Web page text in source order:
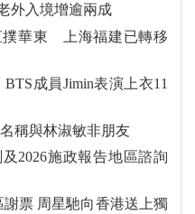
外入境增逾兩成
撲華東 上海福建已轉移
破不和傳聞 滕麗名稱與林淑敏非朋友
2026施政報告地區諮詢
送上獨